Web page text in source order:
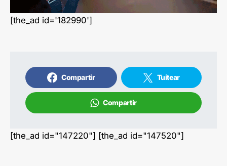
[the_ad id='182990']
Compartir Tuitear
Compartir
[the_ad id="147220"] [the_ad id="147520"]